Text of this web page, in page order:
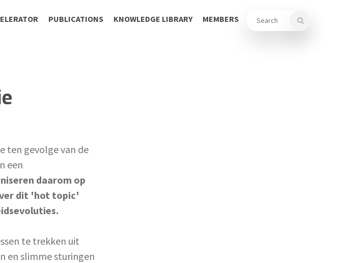
PUBLICATIONS KNOWLEDGE LIBRARY MEMBERS
ten gevolge van de
een
daarom op
dit 'hot topic'
te trekken uit
en slimme sturingen